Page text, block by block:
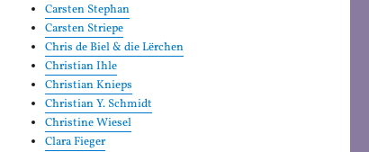
Carsten Stephan
Carsten Striepe
Chris de Biel & die Lërchen
Christian Ihle
Christian Knieps
Christian Y. Schmidt
Christine Wiesel
Clara Fieger